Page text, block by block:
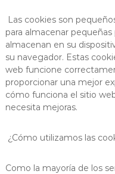
Las cookies son
para almacenar
almacenan en su
su navegador. Estas
web funcione
proporcionar una mejor
cómo funciona el sitio
necesita mejoras.
¿Cómo utilizamos las
Como la mayoría de los